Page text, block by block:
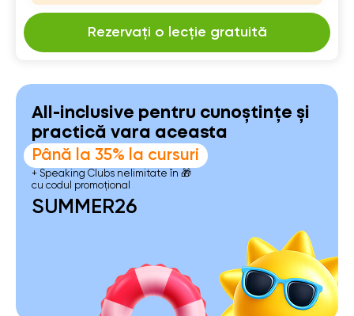
Rezervați o lecție gratuită
All-inclusive pentru cunoștințe și
practică vara aceasta
Până la 35% la cursuri
+ Speaking Clubs nelimitate în 🎁
cu codul promoțional
SUMMER26